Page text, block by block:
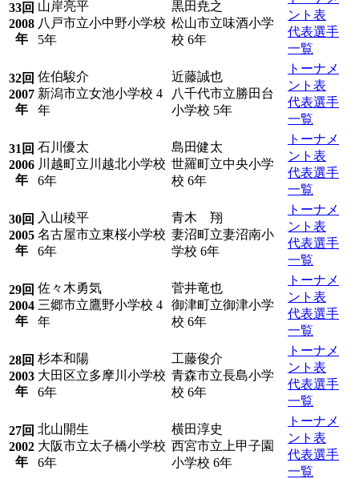
33回
2008
年
山岸亮平
八戸市立小中野小学校
5年
黒田尭之
松山市立味酒小学
校 6年
ント表
代表選手
一覧
32回
2007
年
佐伯駿介
新潟市立女池小学校 4
年
近藤誠也
八千代市立勝田台
小学校 5年
トーナメ
ント表
代表選手
一覧
31回
2006
年
石川優太
川越町立川越北小学校
6年
島田健太
世羅町立中央小学
校 6年
トーナメ
ント表
代表選手
一覧
30回
2005
年
入山稜平
名古屋市立東桜小学校
6年
青木 翔
妻沼町立妻沼南小
学校 6年
トーナメ
ント表
代表選手
一覧
29回
2004
年
佐々木勇気
三郷市立鷹野小学校 4
年
菅井竜也
御津町立御津小学
校 6年
トーナメ
ント表
代表選手
一覧
28回
2003
年
杉本和陽
大田区立多摩川小学校
6年
工藤俊介
青森市立長島小学
校 6年
トーナメ
ント表
代表選手
一覧
27回
2002
年
北山開生
大阪市立太子橋小学校
6年
横田淳史
西宮市立上甲子園
小学校 6年
トーナメ
ント表
代表選手
一覧